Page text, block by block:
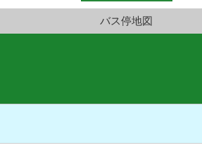
バス停地図